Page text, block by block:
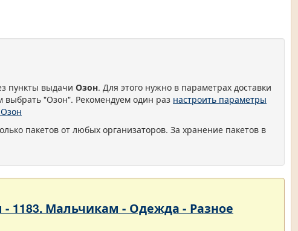
пункты выдачи Озон. Для этого нужно в параметрах доставки
выбрать "Озон". Рекомендуем один раз настроить параметры
пакетов от любых организаторов. За хранение пакетов в
1183. Мальчикам - Одежда - Разное